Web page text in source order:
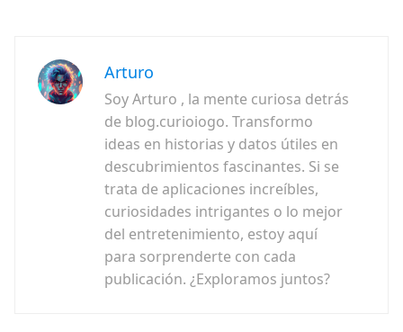
Arturo
Soy Arturo , la mente curiosa detrás
de blog.curioiogo. Transformo
ideas en historias y datos útiles en
descubrimientos fascinantes. Si se
trata de aplicaciones increíbles,
curiosidades intrigantes o lo mejor
del entretenimiento, estoy aquí
para sorprenderte con cada
publicación. ¿Exploramos juntos?